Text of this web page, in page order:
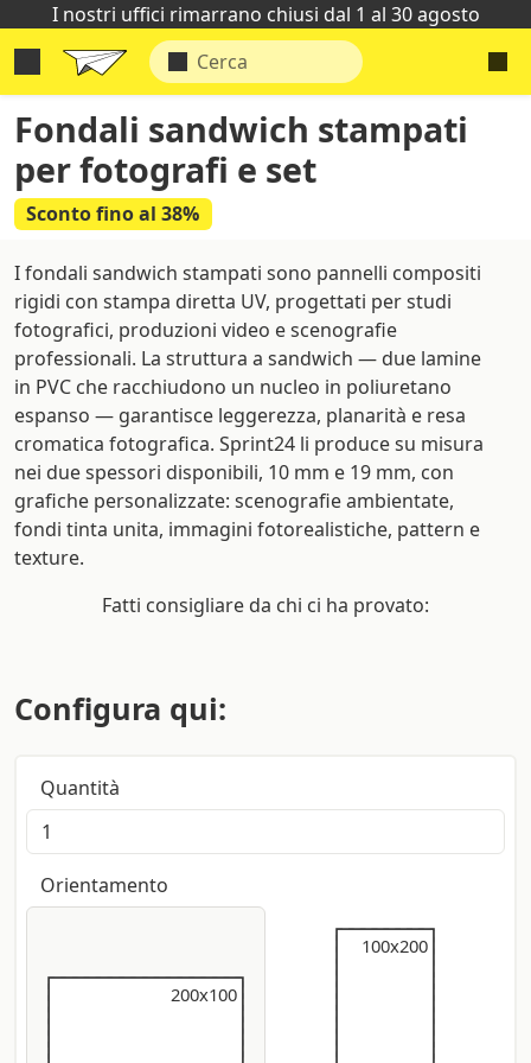
I nostri uffici rimarrano chiusi dal 1 al 30 agosto
Fondali sandwich stampati
per fotografi e set
Sconto fino al 38%
I fondali sandwich stampati sono pannelli compositi
rigidi con stampa diretta UV, progettati per studi
fotografici, produzioni video e scenografie
professionali. La struttura a sandwich — due lamine
in PVC che racchiudono un nucleo in poliuretano
espanso — garantisce leggerezza, planarità e resa
cromatica fotografica. Sprint24 li produce su misura
nei due spessori disponibili, 10 mm e 19 mm, con
grafiche personalizzate: scenografie ambientate,
fondi tinta unita, immagini fotorealistiche, pattern e
texture.
Fatti consigliare da chi ci ha provato:
Configura qui:
Quantità
Orientamento
200x100
200x100
100x200
100x200